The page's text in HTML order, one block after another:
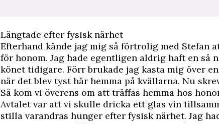
Längtade efter fysisk närhet
Efterhand kände jag mig så förtrolig med Stefan
för honom. Jag hade egentligen aldrig haft en så
könet tidigare. Förr brukade jag kasta mig över
när det blev tyst här hemma på kvällarna. Nu
Så kom vi överens om att träffas hemma hos
Avtalet var att vi skulle dricka ett glas vin
stilla varandras hunger efter fysisk närhet. Jag